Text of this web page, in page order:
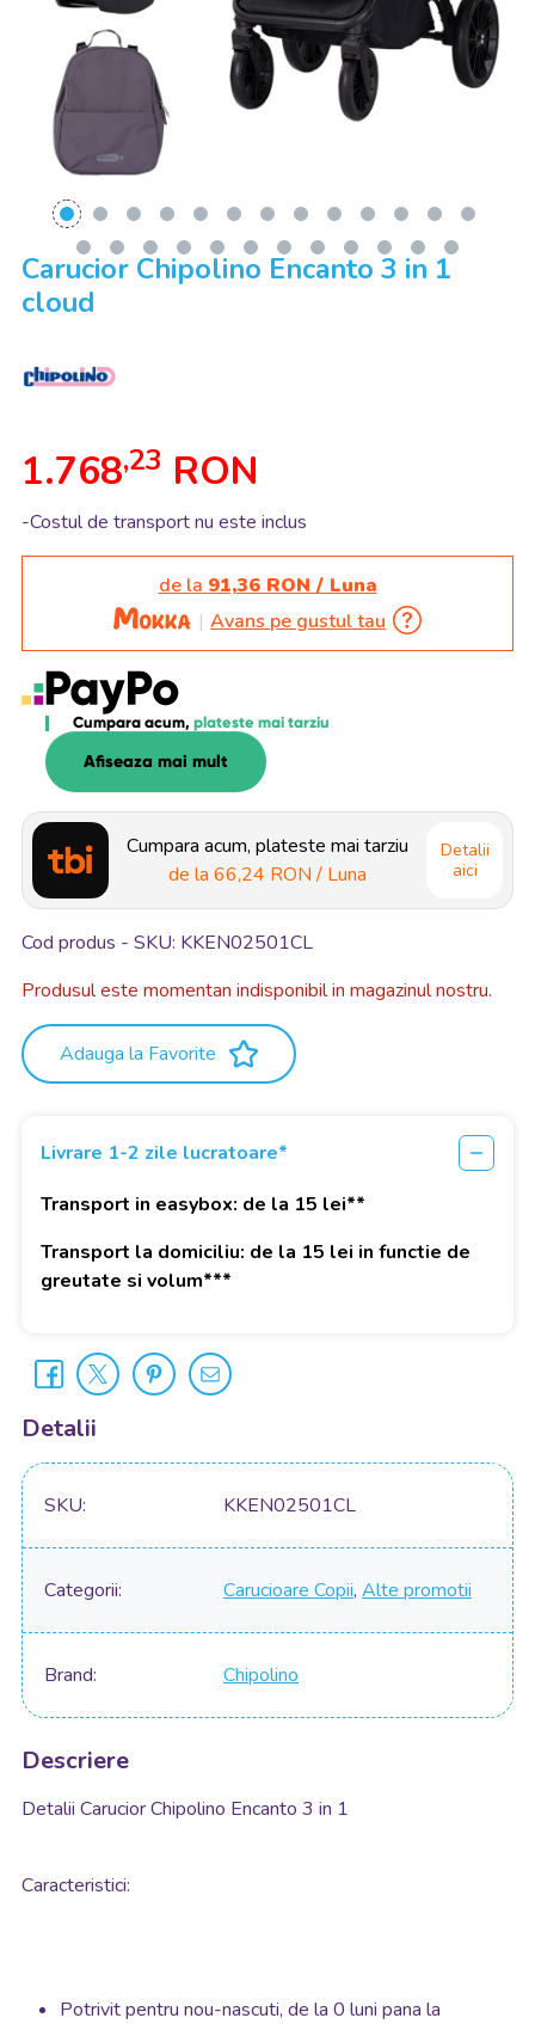
Carucior Chipolino Encanto 3 in 1
cloud
1.768,23 RON
-Costul de transport nu este inclus
de la 91,36 RON / Luna
Avans pe gustul tau
Cumpara acum, plateste mai tarziu
Afiseaza mai mult
Cumpara acum, plateste mai tarziu
de la 66,24 RON / Luna
Detalii
aici
Cod produs - SKU KKEN02501CL
Produsul este momentan indisponibil in magazinul nostru.
Adauga la Favorite
Livrare 1-2 zile lucratoare*
Transport in easybox: de la 15 lei**
Transport la domiciliu: de la 15 lei in functie de
greutate si volum***
Detalii
SKU KKEN02501CL
Categorii Carucioare Copii, Alte promotii
Brand Chipolino
Descriere
Detalii Carucior Chipolino Encanto 3 in 1
Caracteristici:
Potrivit pentru nou-nascuti, de la 0 luni pana la